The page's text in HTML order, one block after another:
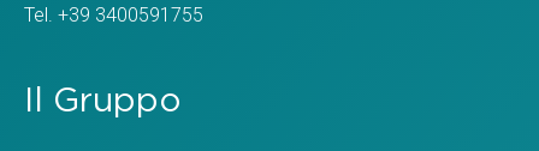
Tel. +39 3400591755
Il Gruppo